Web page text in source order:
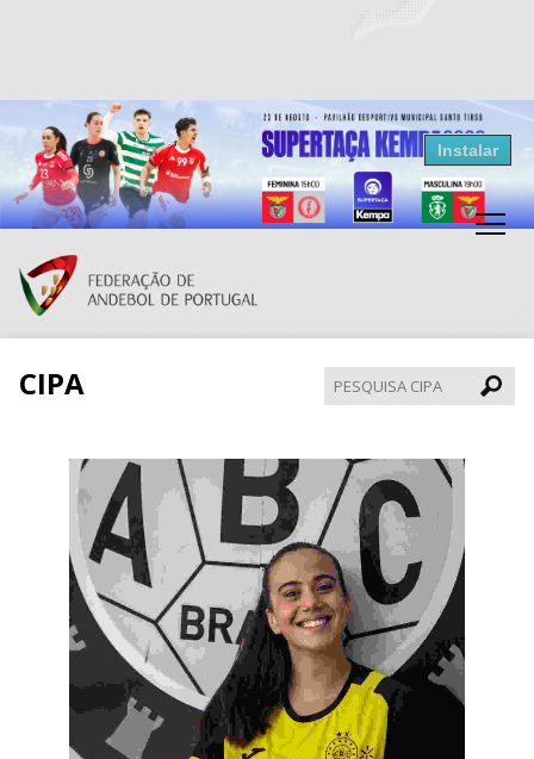
Resultados Andebol
Federação de Andebol de Portugal
Grátis - Disponivel na Play Store
Instalar
CIPA
CIPA